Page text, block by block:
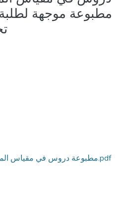
مطبوعة موجهة
مطبوعة دروس في مقياس المنازعات الإدارية-بوطبة مراد.pdf